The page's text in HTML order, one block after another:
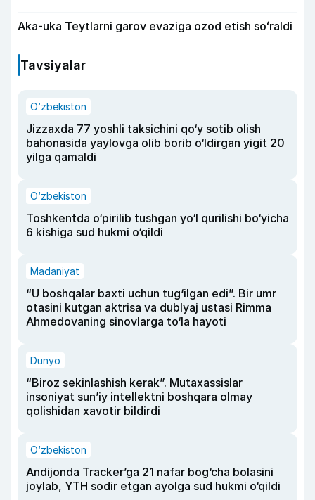
Aka-uka Teytlarni garov evaziga ozod etish soʻraldi
Tavsiyalar
O‘zbekiston
Jizzaxda 77 yoshli taksichini qo‘y sotib olish
bahonasida yaylovga olib borib o‘ldirgan yigit 20
yilga qamaldi
O‘zbekiston
Toshkentda o‘pirilib tushgan yo‘l qurilishi bo‘yicha
6 kishiga sud hukmi o‘qildi
Madaniyat
“U boshqalar baxti uchun tug‘ilgan edi”. Bir umr
otasini kutgan aktrisa va dublyaj ustasi Rimma
Ahmedovaning sinovlarga to‘la hayoti
Dunyo
“Biroz sekinlashish kerak”. Mutaxassislar
insoniyat sun’iy intellektni boshqara olmay
qolishidan xavotir bildirdi
O‘zbekiston
Andijonda Tracker’ga 21 nafar bog‘cha bolasini
joylab, YTH sodir etgan ayolga sud hukmi o‘qildi